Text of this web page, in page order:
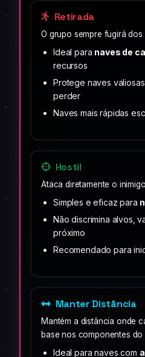
Retirada
O grupo sempre fugirá dos
Ideal para naves de
recursos
Protege naves
perder
Naves mais rápidas
Hostil
Ataca diretamente o
Simples e eficaz para
Não discrimina alvos,
próximo
Recomendado para
Manter Distância
Mantém a distância onde
base nos componentes do
Ideal para naves com